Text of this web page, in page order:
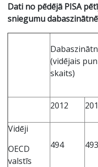
Dati no pēdējā PISA
sniegumu
(vidējais
skaits)
2012
Vidēji
OECD
valstīs
494 493